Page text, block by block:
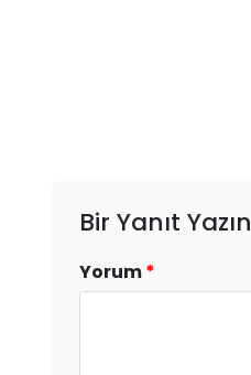
Bir Yanıt Yazın
Yorum*